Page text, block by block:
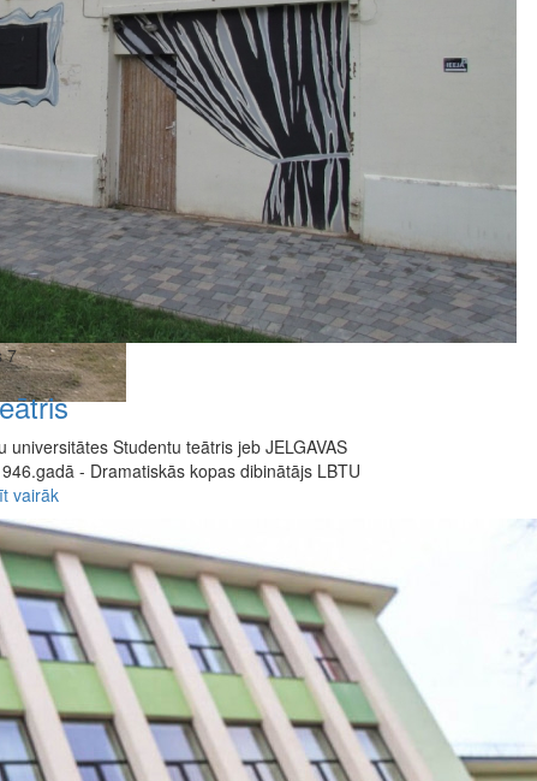
7
Studentu teātris jeb JELGAVAS
- Dramatiskās kopas dibinātājs LBTU
vairāk